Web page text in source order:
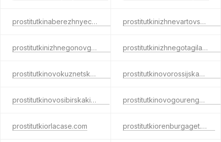
prostitutkinaberezhnyechelny.party prostitutkinizhnevartovska.party
prostitutkinizhnegonovgoroda.party prostitutkinizhnegotagilaslap.net
prostitutkinovokuznetskaerotic.com prostitutkinovorossijskawant.com
prostitutkinovosibirskakiss.net prostitutkinovogourengoyasexy.net
prostitutkiorlacase.com prostitutkiorenburgaget.com